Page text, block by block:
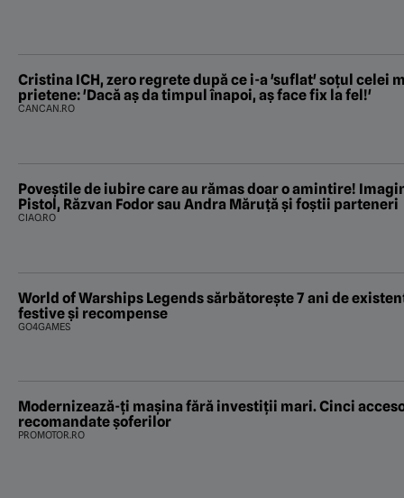
Cristina ICH, zero regrete după ce i-a 'suflat' soțul celei
prietene: 'Dacă aș da timpul înapoi, aș face fix la fel!'
CANCAN.RO
Poveştile de iubire care au rămas doar o amintire!
Pistol, Răzvan Fodor sau Andra Măruţă şi foştii parteneri
CIAO.RO
World of Warships Legends sărbătorește 7 ani de
festive și recompense
GO4GAMES
Modernizează-ți mașina fără investiții mari. Cinci
recomandate șoferilor
PROMOTOR.RO